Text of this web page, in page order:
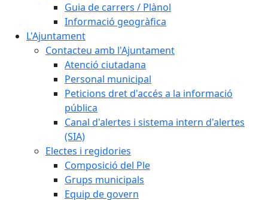
Guia de carrers / Plànol
Informació geogràfica
L'Ajuntament
Contacteu amb l'Ajuntament
Atenció ciutadana
Personal municipal
Peticions dret d'accés a la informació
pública
Canal d'alertes i sistema intern d'alertes
(SIA)
Electes i regidories
Composició del Ple
Grups municipals
Equip de govern